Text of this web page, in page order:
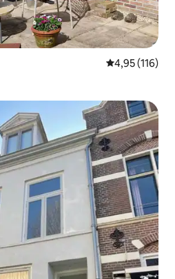
Priemerné
4,95 (116)